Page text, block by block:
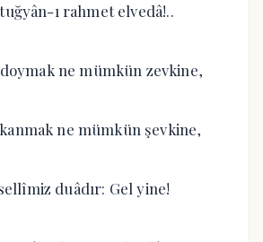
ı rahmet elvedâ!..
ne mümkün zevkine,
ne mümkün şevkine,
duâdır: Gel yine!